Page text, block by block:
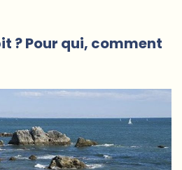
? Pour qui, comment